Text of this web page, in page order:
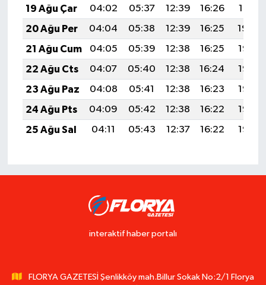
19 Ağu Çar
04:02 05:37 12:39 16:26
19:31
20 Ağu Per
04:04 05:38 12:39 16:25
19:29
21 Ağu Cum
04:05 05:39 12:38 16:25
19:28
22 Ağu Cts
04:07 05:40 12:38 16:24
19:26
23 Ağu Paz
04:08 05:41 12:38 16:23
19:25
24 Ağu Pts
04:09 05:42 12:38 16:22
19:23
25 Ağu Sal
04:11 05:43 12:37 16:22 19:22
interaktif haber portalı
FLORYA GAZETESİ Şenlikköy mah.Billur Sokak No:2/1 Florya